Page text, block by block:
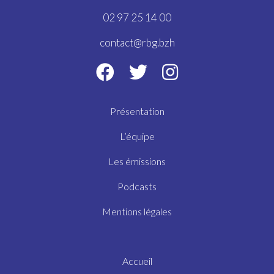
02 97 25 14 00
contact@rbg.bzh
Présentation
L’équipe
Les émissions
Podcasts
Mentions légales
Accueil